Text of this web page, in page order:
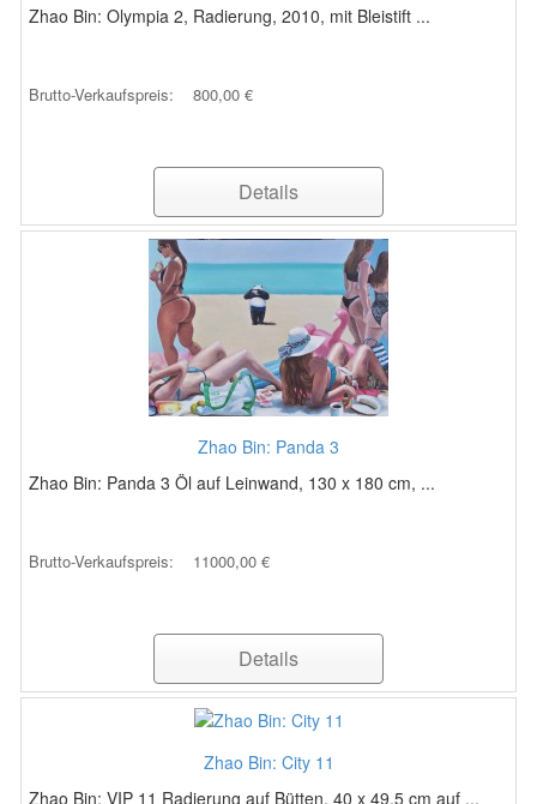
Zhao Bin: Olympia 2, Radierung, 2010, mit Bleistift ...
Brutto-Verkaufspreis: 800,00 €
Details
Zhao Bin: Panda 3
Zhao Bin: Panda 3 Öl auf Leinwand, 130 x 180 cm, ...
Brutto-Verkaufspreis: 11000,00 €
Details
Zhao Bin: City 11
Zhao Bin: VIP 11 Radierung auf Bütten, 40 x 49,5 cm auf ...